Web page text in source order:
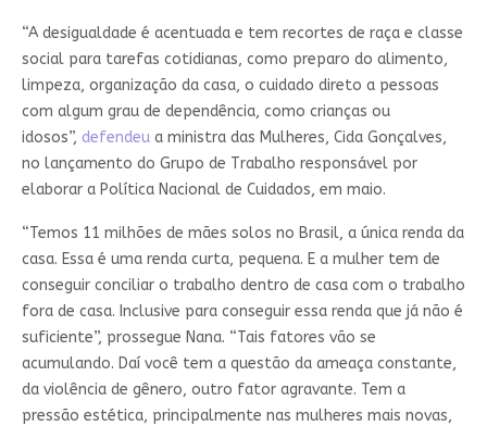
“A desigualdade é acentuada e tem recortes de raça e classe
social para tarefas cotidianas, como preparo do alimento,
limpeza, organização da casa, o cuidado direto a pessoas
com algum grau de dependência, como crianças ou
idosos”, defendeua ministra das Mulheres, Cida Gonçalves,
no lançamento do Grupo de Trabalho responsável por
elaborar a Política Nacional de Cuidados, em maio.
“Temos 11 milhões de mães solos no Brasil, a única renda da
casa. Essa é uma renda curta, pequena. E a mulher tem de
conseguir conciliar o trabalho dentro de casa com o trabalho
fora de casa. Inclusive para conseguir essa renda que já não é
suficiente”, prossegue Nana. “Tais fatores vão se
acumulando. Daí você tem a questão da ameaça constante,
da violência de gênero, outro fator agravante. Tem a
pressão estética, principalmente nas mulheres mais novas,